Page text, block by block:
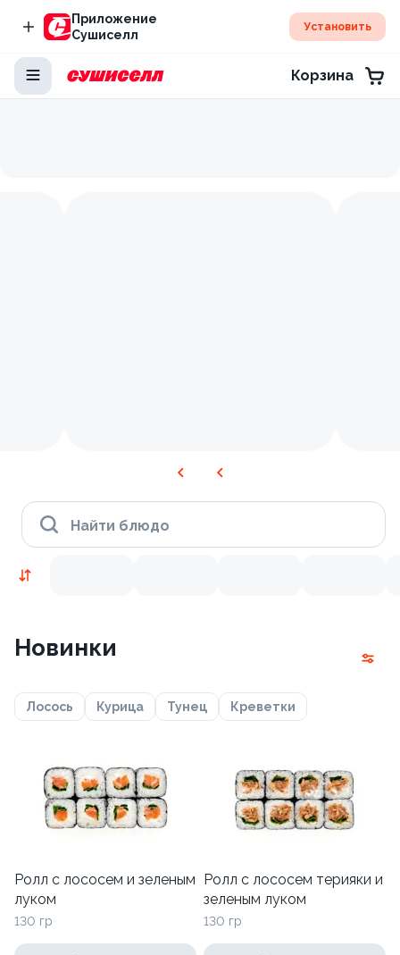
Приложение
Сушиселл
Установить
Корзина
Найти блюдо
Новинки
Лосось Курица Тунец Креветки
Ролл с лососем и зеленым
луком
130 гр
Ролл с лососем терияки и
зеленым луком
130 гр